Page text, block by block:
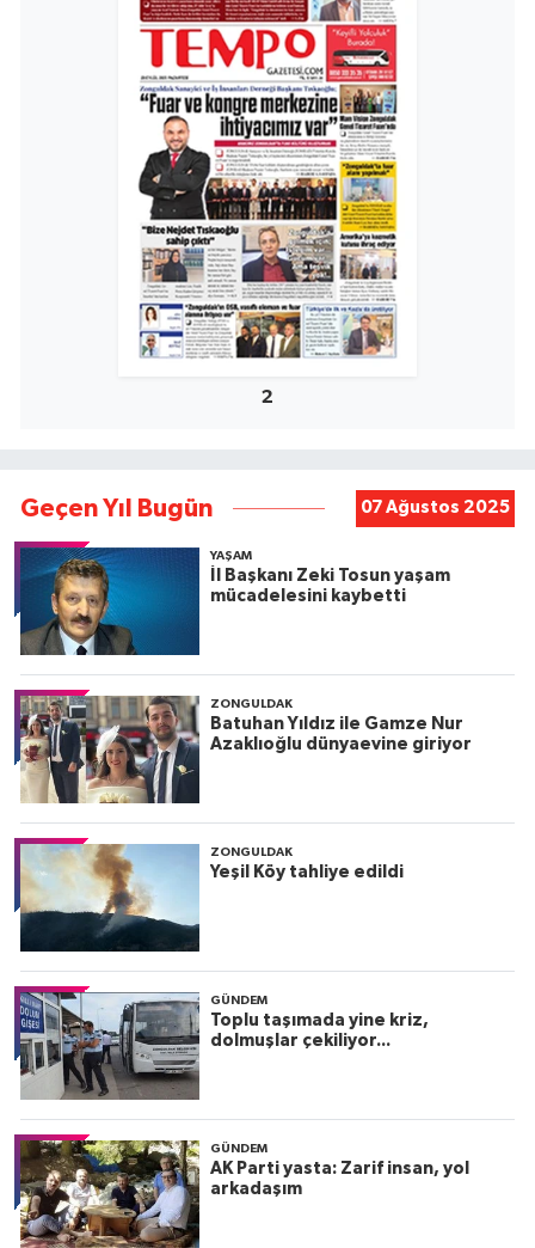
2
Geçen Yıl Bugün 07 Ağustos 2025
YAŞAM
İl Başkanı Zeki Tosun yaşam
mücadelesini kaybetti
ZONGULDAK
Batuhan Yıldız ile Gamze Nur
Azaklıoğlu dünyaevine giriyor
ZONGULDAK
Yeşil Köy tahliye edildi
GÜNDEM
Toplu taşımada yine kriz,
dolmuşlar çekiliyor...
GÜNDEM
AK Parti yasta: Zarif insan, yol
arkadaşım